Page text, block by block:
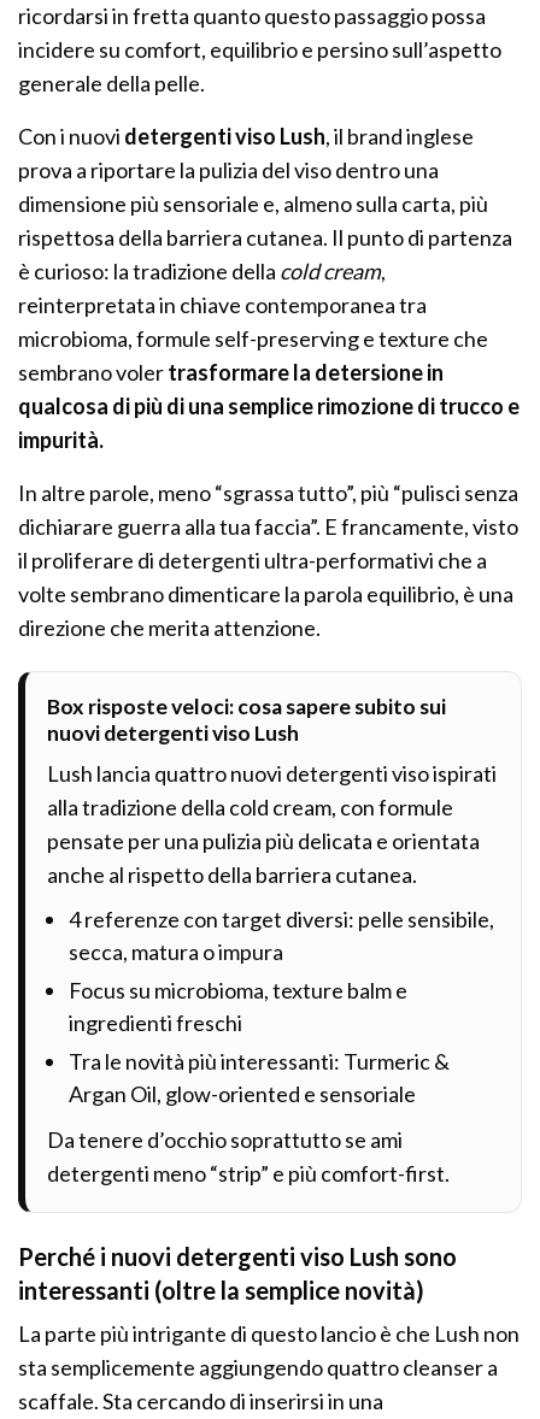
ricordarsi in fretta quanto questo passaggio possa
incidere su comfort, equilibrio e persino sull’aspetto
generale della pelle.
Con i nuovi detergenti viso Lush, il brand inglese
prova a riportare la pulizia del viso dentro una
dimensione più sensoriale e, almeno sulla carta, più
rispettosa della barriera cutanea. Il punto di partenza
è curioso: la tradizione della cold cream,
reinterpretata in chiave contemporanea tra
microbioma, formule self-preserving e texture che
sembrano volertrasformare la detersione in
qualcosa di più di una semplice rimozione di trucco e
impurità.
In altre parole, meno “sgrassa tutto”, più “pulisci senza
dichiarare guerra alla tua faccia”. E francamente, visto
il proliferare di detergenti ultra-performativi che a
volte sembrano dimenticare la parola equilibrio, è una
direzione che merita attenzione.
Box risposte veloci: cosa sapere subito sui
nuovi detergenti viso Lush
Lush lancia quattro nuovi detergenti viso ispirati
alla tradizione della cold cream, con formule
pensate per una pulizia più delicata e orientata
anche al rispetto della barriera cutanea.
4 referenze con target diversi: pelle sensibile,
secca, matura o impura
Focus su microbioma, texture balm e
ingredienti freschi
Tra le novità più interessanti: Turmeric &
Argan Oil, glow-oriented e sensoriale
Da tenere d’occhio soprattutto se ami
detergenti meno “strip” e più comfort-first.
Perché i nuovi detergenti viso Lush sono
interessanti (oltre la semplice novità)
La parte più intrigante di questo lancio è che Lush non
sta semplicemente aggiungendo quattro cleanser a
scaffale. Sta cercando di inserirsi in una